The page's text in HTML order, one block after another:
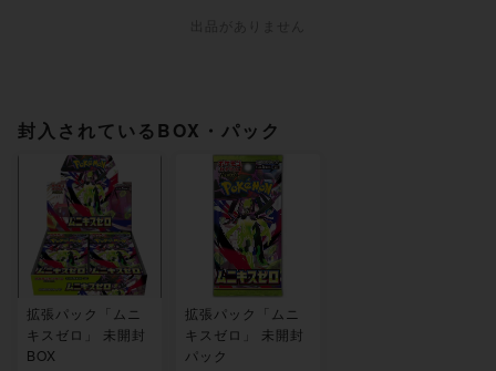
封入されているBOX・パック
拡張パック「ムニ
キスゼロ」 未開封
BOX
拡張パック「ムニ
キスゼロ」 未開封
パック